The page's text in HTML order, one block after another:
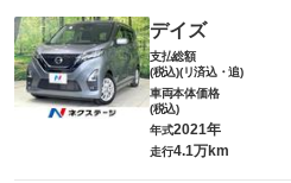
デイズ
支払総額
(税込)(リ済込・追)
車両本体価格
(税込)
年式2021年
走行4.1万km